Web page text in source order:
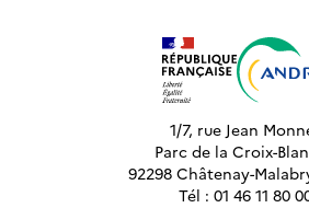
1/7, rue Jean
Parc de la Croix-
92298 Châtenay-
Tél : 01 46 11 80